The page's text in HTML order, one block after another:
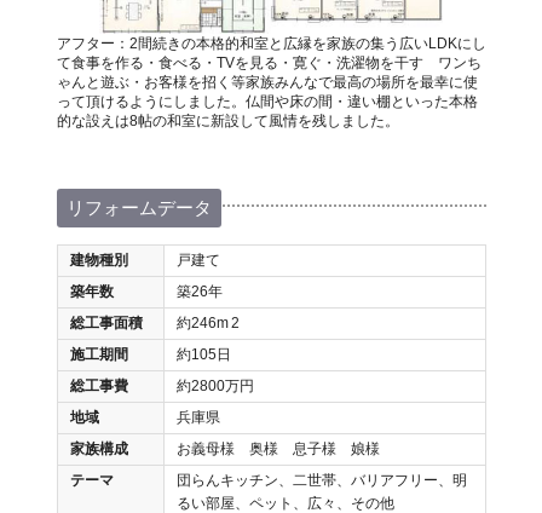
アフター：2間続きの本格的和室と広縁を家族の集う広いLDKにし
て食事を作る・食べる・TVを見る・寛ぐ・洗濯物を干す ワンち
ゃんと遊ぶ・お客様を招く等家族みんなで最高の場所を最幸に使
って頂けるようにしました。仏間や床の間・違い棚といった本格
的な設えは8帖の和室に新設して風情を残しました。
リフォームデータ
建物種別
戸建て
築年数
築26年
総工事面積
約246m2
施工期間
約105日
総工事費
約2800万円
地域
兵庫県
家族構成
お義母様 奥様 息子様 娘様
テーマ
団らんキッチン、二世帯、バリアフリー、明
るい部屋、ペット、広々、その他